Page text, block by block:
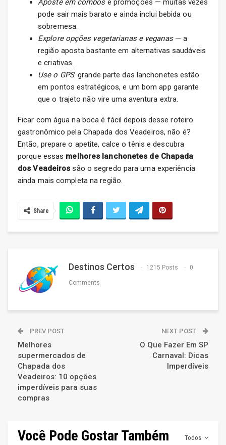
Aposte em combose promoções — muitas vezes
pode sair mais barato e ainda inclui bebida ou
sobremesa.
Explore opções vegetarianas e veganas— a
região aposta bastante em alternativas saudáveis
e criativas.
Use o GPS: grande parte das lanchonetes estão
em pontos estratégicos, e um bom app garante
que o trajeto não vire uma aventura extra.
Ficar com água na boca é fácil depois desse roteiro
gastronômico pela Chapada dos Veadeiros, não é?
Então, prepare o apetite, calce o tênis e descubra
porque essas melhores lanchonetes de Chapada
dos Veadeiros são o segredo para uma experiência
ainda mais completa na região.
Share
Destinos Certos 1215 Posts 0
Comments
PREV POST
Melhores
supermercados de
Chapada dos
Veadeiros: 10 opções
imperdíveis para suas
compras
NEXT POST
O Que Fazer Em SP
Carnaval: Dicas
Imperdíveis
Todos
Você Pode Gostar Também